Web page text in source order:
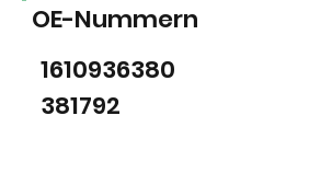
OE-Nummern
1610936380
381792